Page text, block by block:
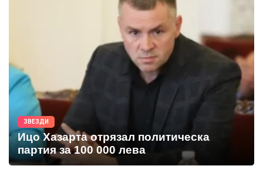
ЗВЕЗДИ
Ицо Хазарта отрязал политическа
партия за 100 000 лева